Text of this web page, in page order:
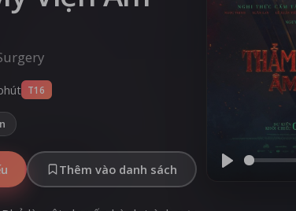
T16
Thêm vào danh sách